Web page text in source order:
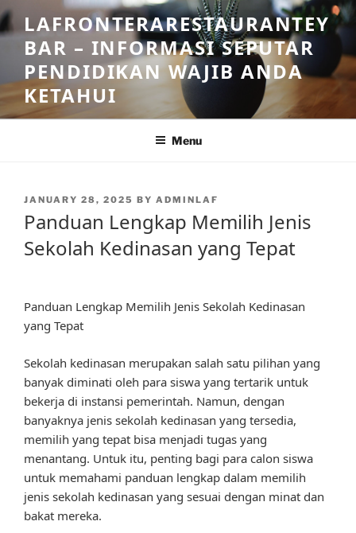
Skip
to
content
LAFRONTERARESTAURANTEY
BAR – INFORMASI SEPUTAR
PENDIDIKAN WAJIB ANDA
KETAHUI
Menu
POSTED
JANUARY 28, 2025 BY ADMINLAF
Panduan Lengkap Memilih Jenis
Sekolah Kedinasan yang Tepat
Panduan Lengkap Memilih Jenis Sekolah Kedinasan
yang Tepat
Sekolah kedinasan merupakan salah satu pilihan yang
banyak diminati oleh para siswa yang tertarik untuk
bekerja di instansi pemerintah. Namun, dengan
banyaknya jenis sekolah kedinasan yang tersedia,
memilih yang tepat bisa menjadi tugas yang
menantang. Untuk itu, penting bagi para calon siswa
untuk memahami panduan lengkap dalam memilih
jenis sekolah kedinasan yang sesuai dengan minat dan
bakat mereka.